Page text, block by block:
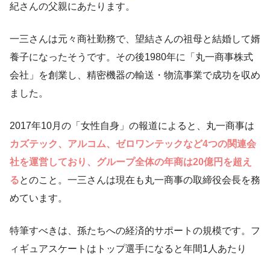
紀さんの父親にあたります。
一三さんは元々商社勤務で、望結さんの祖母と結婚して婿
養子になったそうです。その後1980年に「丸一商事株式
会社」を創業し、精密機器の輸送・物流事業で成功を収め
ました。
2017年10月の「女性自身」の報道によると、丸一商事は
カズテック、アルコム、ゼロワンテックなど4つの関連会
社を運営しており、グループ全体の年商は20億円を超え
るとのこと。一三さんは現在も丸一商事の取締役会長を務
めています。
特筆すべきは、孫たちへの経済的サポートの規模です。フ
ィギュアスケートはトップ選手になると年間1人あたり